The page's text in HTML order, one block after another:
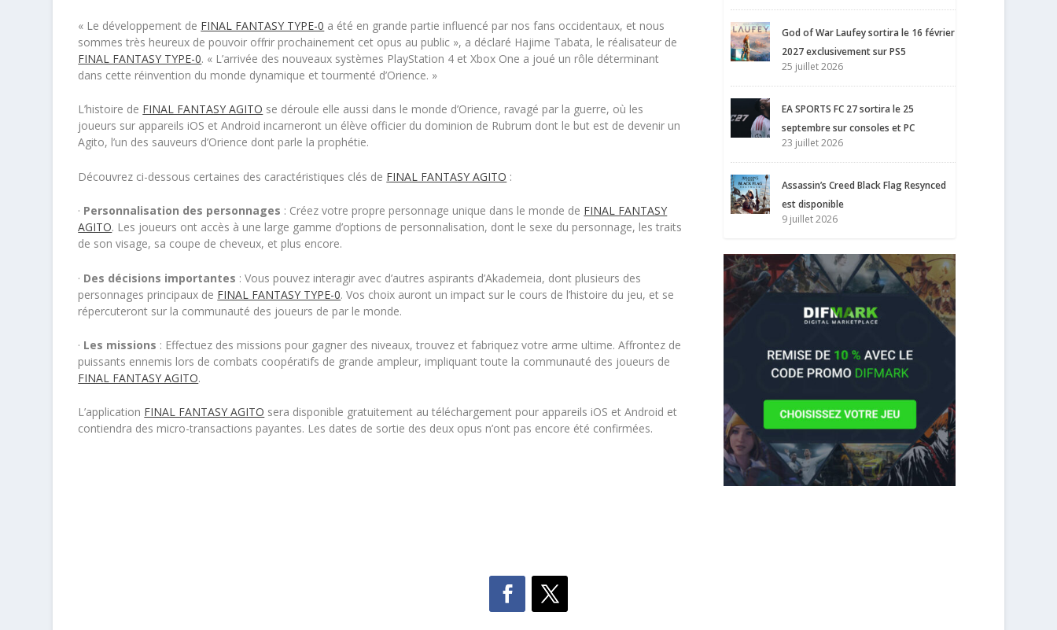
« Le développement de FINAL FANTASY TYPE-0 a été en grande partie influencé par nos fans occidentaux, et nous
sommes très heureux de pouvoir offrir prochainement cet opus au public », a déclaré Hajime Tabata, le réalisateur de
FINAL FANTASY TYPE-0. « L’arrivée des nouveaux systèmes PlayStation 4 et Xbox One a joué un rôle déterminant
dans cette réinvention du monde dynamique et tourmenté d’Orience. »
L’histoire de FINAL FANTASY AGITO se déroule elle aussi dans le monde d’Orience, ravagé par la guerre, où les
joueurs sur appareils iOS et Android incarneront un élève officier du dominion de Rubrum dont le but est de devenir un
Agito, l’un des sauveurs d’Orience dont parle la prophétie.
Découvrez ci-dessous certaines des caractéristiques clés de FINAL FANTASY AGITO :
· Personnalisation des personnages : Créez votre propre personnage unique dans le monde de FINAL FANTASY
AGITO. Les joueurs ont accès à une large gamme d’options de personnalisation, dont le sexe du personnage, les traits
de son visage, sa coupe de cheveux, et plus encore.
· Des décisions importantes : Vous pouvez interagir avec d’autres aspirants d’Akademeia, dont plusieurs des
personnages principaux de FINAL FANTASY TYPE-0. Vos choix auront un impact sur le cours de l’histoire du jeu, et se
répercuteront sur la communauté des joueurs de par le monde.
· Les missions : Effectuez des missions pour gagner des niveaux, trouvez et fabriquez votre arme ultime. Affrontez de
puissants ennemis lors de combats coopératifs de grande ampleur, impliquant toute la communauté des joueurs de
FINAL FANTASY AGITO.
L’application FINAL FANTASY AGITO sera disponible gratuitement au téléchargement pour appareils iOS et Android et
contiendra des micro-transactions payantes. Les dates de sortie des deux opus n’ont pas encore été confirmées.
God of War Laufey sortira le 16 février
2027 exclusivement sur PS5
25 juillet 2026
EA SPORTS FC 27 sortira le 25
septembre sur consoles et PC
23 juillet 2026
Assassin’s Creed Black Flag Resynced
est disponible
9 juillet 2026